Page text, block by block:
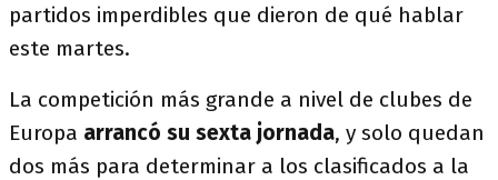
partidos imperdibles que dieron de qué hablar
este martes.
La competición más grande a nivel de clubes de
Europa arrancó su sexta jornada, y solo quedan
dos más para determinar a los clasificados a la